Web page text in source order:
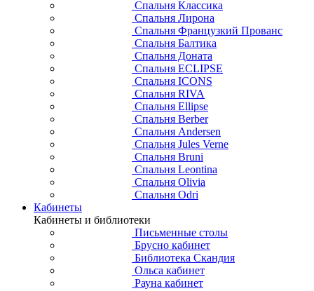
Спальня Классика
Спальня Лирона
Спальня Французкий Прованс
Спальня Балтика
Спальня Доната
Спальня ECLIPSE
Спальня ICONS
Спальня RIVA
Спальня Ellipse
Спальня Berber
Спальня Andersen
Спальня Jules Verne
Спальня Bruni
Спальня Leontina
Спальня Olivia
Спальня Odri
Кабинеты
Кабинеты и библиотеки
Письменные столы
Брусно кабинет
Библиотека Скандия
Ольса кабинет
Рауна кабинет